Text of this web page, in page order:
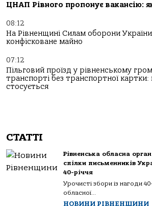
ЦНАП Рівного пропонує вакансію:
08:12
На Рівненщині Силам оборони
конфісковане майно
07:12
Пільговий проїзд у рівненському
транспорті без транспортної картки:
стосується
СТАТТІ
Рівненська обласна
спілки письменників
40-річчя
Урочисті збори із нагоди
обласної...
НОВИНИ РІВНЕНЩИНИ